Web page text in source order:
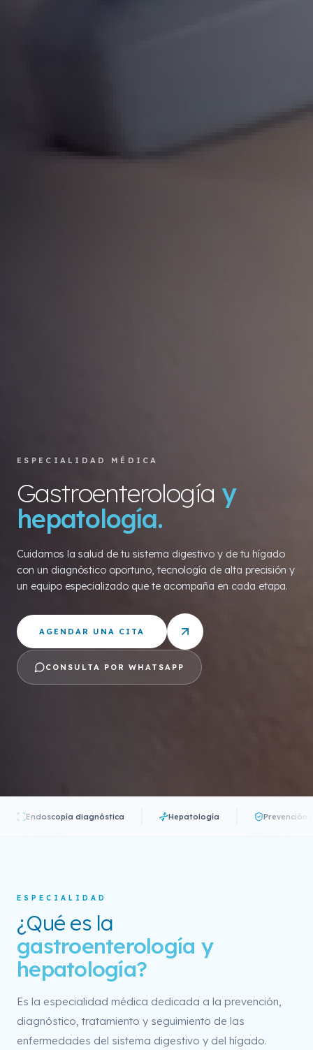
ESPECIALIDAD MÉDICA
Gastroenterología y
hepatología.
Cuidamos la salud de tu sistema digestivo y de tu hígado
con un diagnóstico oportuno, tecnología de alta precisión y
un equipo especializado que te acompaña en cada etapa.
AGENDAR UNA CITA
CONSULTA POR WHATSAPP
Endoscopía diagnóstica Hepatología Prevención
ESPECIALIDAD
¿Qué es la
gastroenterología y
hepatología?
Es la especialidad médica dedicada a la prevención,
diagnóstico, tratamiento y seguimiento de las
enfermedades del sistema digestivo y del hígado.